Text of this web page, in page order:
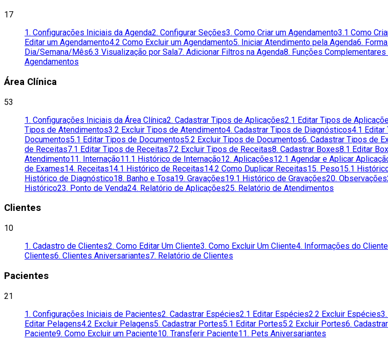
17
1. Configurações Iniciais da Agenda2. Configurar Seções3. Como Criar um Agendamento3.1 Como
Editar um Agendamento4.2 Como Excluir um Agendamento5. Iniciar Atendimento pela Agenda6.
Dia/Semana/Mês6.3 Visualização por Sala7. Adicionar Filtros na Agenda8. Funções Complementares
Agendamentos
Área Clínica
53
1. Configurações Iniciais da Área Clínica2. Cadastrar Tipos de Aplicações2.1 Editar Tipos de
Tipos de Atendimentos3.2 Excluir Tipos de Atendimento4. Cadastrar Tipos de Diagnósticos4.1
Documentos5.1 Editar Tipos de Documentos5.2 Excluir Tipos de Documentos6. Cadastrar Tipos de
de Receitas7.1 Editar Tipos de Receitas7.2 Excluir Tipos de Receitas8. Cadastrar Boxes8.1 Editar
Atendimento11. Internação11.1 Histórico de Internação12. Aplicações12.1 Agendar e Aplicar
de Exames14. Receitas14.1 Histórico de Receitas14.2 Como Duplicar Receitas15. Peso15.1
Histórico de Diagnóstico18. Banho e Tosa19. Gravações19.1 Histórico de Gravações20. Observações
Histórico23. Ponto de Venda24. Relatório de Aplicações25. Relatório de Atendimentos
Clientes
10
1. Cadastro de Clientes2. Como Editar Um Cliente3. Como Excluir Um Cliente4. Informações do Cliente
Clientes6. Clientes Aniversariantes7. Relatório de Clientes
Pacientes
21
1. Configurações Iniciais de Pacientes2. Cadastrar Espécies2.1 Editar Espécies2.2 Excluir Espécies
Editar Pelagens4.2 Excluir Pelagens5. Cadastrar Portes5.1 Editar Portes5.2 Excluir Portes6.
Paciente9. Como Excluir um Paciente10. Transferir Paciente11. Pets Aniversariantes